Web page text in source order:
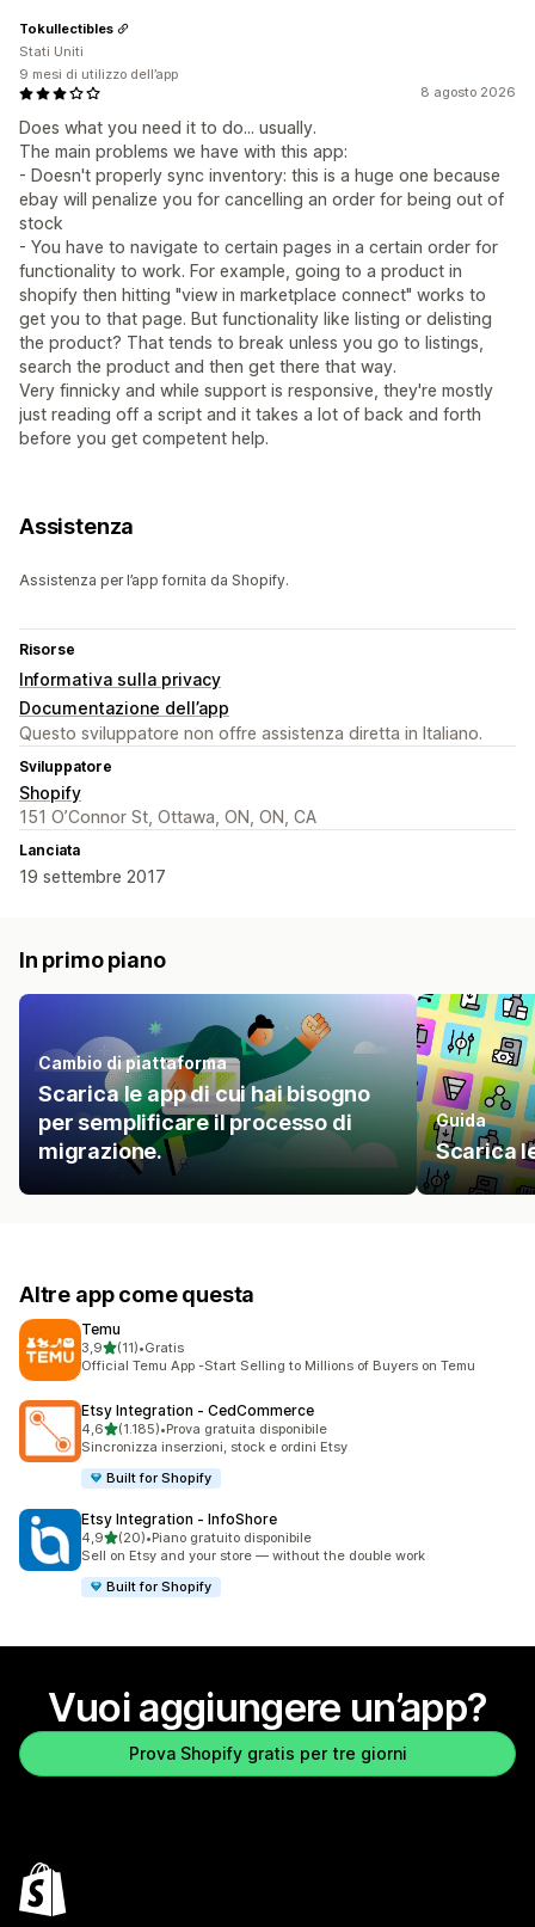
8 agosto 2026
Does what you need it to do... usually.
The main problems we have with this app:
- Doesn't properly sync inventory: this is a huge one because
ebay will penalize you for cancelling an order for being out of
stock
- You have to navigate to certain pages in a certain order for
functionality to work. For example, going to a product in
shopify then hitting "view in marketplace connect" works to
get you to that page. But functionality like listing or delisting
the product? That tends to break unless you go to listings,
search the product and then get there that way.
Very finnicky and while support is responsive, they're mostly
just reading off a script and it takes a lot of back and forth
before you get competent help.
Tokullectibles
Stati Uniti
9 mesi di utilizzo dell’app
Assistenza
Assistenza per l’app fornita da Shopify.
Risorse
Informativa sulla privacy
Documentazione dell’app
Questo sviluppatore non offre assistenza diretta in Italiano.
Sviluppatore
Shopify
151 O’Connor St, Ottawa, ON, ON, CA
Lanciata
19 settembre 2017
In primo piano
Cambio di piattaforma
Scarica le app di cui hai bisogno
per semplificare il processo di
migrazione.
Guida
Scarica
Altre app come questa
Temu
3,9stelle su 5
(11)
11 recensioni totali
•Gratis
Official Temu App -Start Selling to Millions of Buyers on Temu
Etsy Integration ‑ CedCommerce
4,6stelle su 5
(1.185)
1185 recensioni totali
•Prova gratuita disponibile
Sincronizza inserzioni, stock e ordini Etsy
Built for Shopify
Etsy Integration ‑ InfoShore
4,9stelle su 5
(20)
20 recensioni totali
•Piano gratuito disponibile
Sell on Etsy and your store — without the double work
Built for Shopify
Vuoi aggiungere un’app?
Prova Shopify gratis per tre giorni